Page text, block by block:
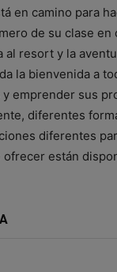
en camino para
de su clase
al resort y la
la bienvenida a
emprender sus
diferentes
diferentes
ofrecer están